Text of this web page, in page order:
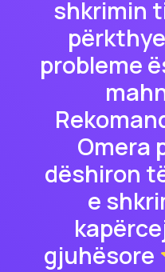
shkrimin
probleme
Omera
dëshiron
e